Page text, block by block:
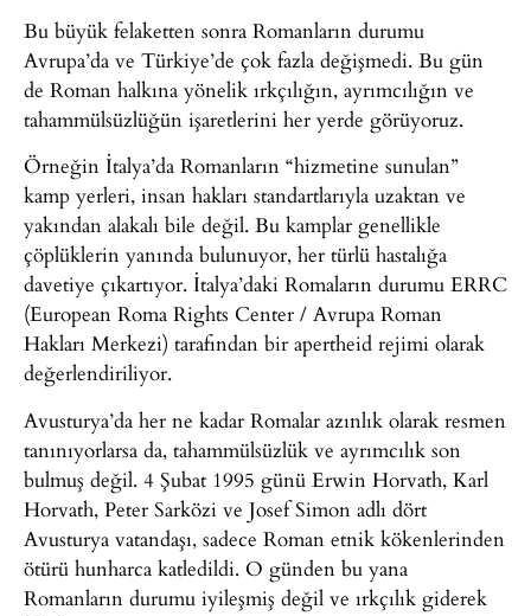
Bu büyük felaketten sonra Romanların durumu
Avrupa’da ve Türkiye’de çok fazla değişmedi. Bu gün
de Roman halkına yönelik ırkçılığın, ayrımcılığın ve
tahammülsüzlüğün işaretlerini her yerde görüyoruz.
Örneğin İtalya’da Romanların “hizmetine sunulan”
kamp yerleri, insan hakları standartlarıyla uzaktan ve
yakından alakalı bile değil. Bu kamplar genellikle
çöplüklerin yanında bulunuyor, her türlü hastalığa
davetiye çıkartıyor. İtalya’daki Romaların durumu ERRC
(European Roma Rights Center / Avrupa Roman
Hakları Merkezi) tarafından bir apertheid rejimi olarak
değerlendiriliyor.
Avusturya’da her ne kadar Romalar azınlık olarak resmen
tanınıyorlarsa da, tahammülsüzlük ve ayrımcılık son
bulmuş değil. 4 Şubat 1995 günü Erwin Horvath, Karl
Horvath, Peter Sarközi ve Josef Simon adlı dört
Avusturya vatandaşı, sadece Roman etnik kökenlerinden
ötürü hunharca katledildi. O günden bu yana
Romanların durumu iyileşmiş değil ve ırkçılık giderek